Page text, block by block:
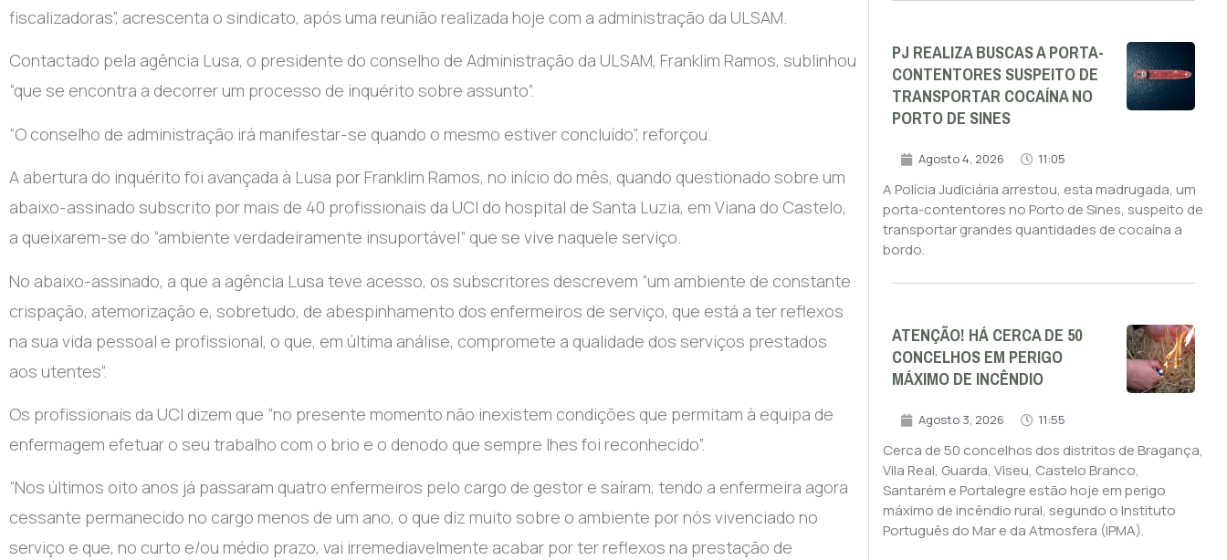
fiscalizadoras”, acrescenta o sindicato, após uma reunião realizada hoje com a administração da ULSAM.
Contactado pela agência Lusa, o presidente do conselho de Administração da ULSAM, Franklim Ramos, sublinhou
“que se encontra a decorrer um processo de inquérito sobre assunto”.
“O conselho de administração irá manifestar-se quando o mesmo estiver concluído”, reforçou.
A abertura do inquérito foi avançada à Lusa por Franklim Ramos, no início do mês, quando questionado sobre um
abaixo-assinado subscrito por mais de 40 profissionais da UCI do hospital de Santa Luzia, em Viana do Castelo,
a queixarem-se do “ambiente verdadeiramente insuportável” que se vive naquele serviço.
No abaixo-assinado, a que a agência Lusa teve acesso, os subscritores descrevem “um ambiente de constante
crispação, atemorização e, sobretudo, de abespinhamento dos enfermeiros de serviço, que está a ter reflexos
na sua vida pessoal e profissional, o que, em última análise, compromete a qualidade dos serviços prestados
aos utentes”.
Os profissionais da UCI dizem que “no presente momento não inexistem condições que permitam à equipa de
enfermagem efetuar o seu trabalho com o brio e o denodo que sempre lhes foi reconhecido”.
“Nos últimos oito anos já passaram quatro enfermeiros pelo cargo de gestor e saíram, tendo a enfermeira agora
cessante permanecido no cargo menos de um ano, o que diz muito sobre o ambiente por nós vivenciado no
serviço e que, no curto e/ou médio prazo, vai irremediavelmente acabar por ter reflexos na prestação de
PJ REALIZA BUSCAS A PORTA-
CONTENTORES SUSPEITO DE
TRANSPORTAR COCAÍNA NO
PORTO DE SINES
Agosto 4, 2026 11:05
A Polícia Judiciária arrestou, esta madrugada, um
porta-contentores no Porto de Sines, suspeito de
transportar grandes quantidades de cocaína a
bordo.
ATENÇÃO! HÁ CERCA DE 50
CONCELHOS EM PERIGO
MÁXIMO DE INCÊNDIO
Agosto 3, 2026 11:55
Cerca de 50 concelhos dos distritos de Bragança,
Vila Real, Guarda, Viseu, Castelo Branco,
Santarém e Portalegre estão hoje em perigo
máximo de incêndio rural, segundo o Instituto
Português do Mar e da Atmosfera (IPMA).